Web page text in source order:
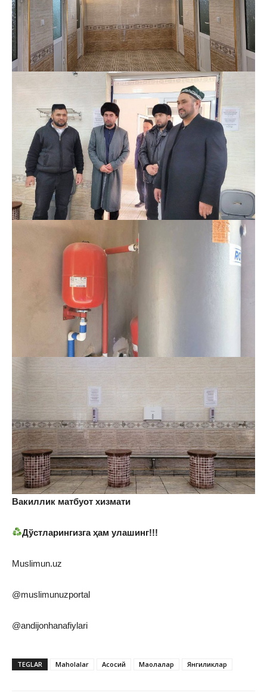
Вакиллик матбуот хизмати
Дўстларингизга ҳам улашинг!!!
Muslimun.uz
@muslimunuzportal
@andijonhanafiylari
TEGLAR Maholalar Асосий Мақолалар Янгиликлар